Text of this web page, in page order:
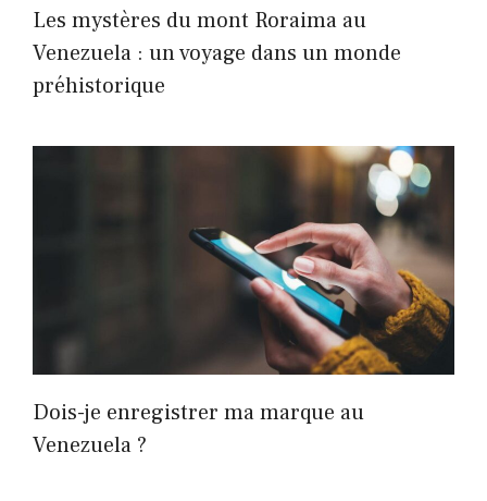
Les mystères du mont Roraima au
Venezuela : un voyage dans un monde
préhistorique
Dois-je enregistrer ma marque au
Venezuela ?